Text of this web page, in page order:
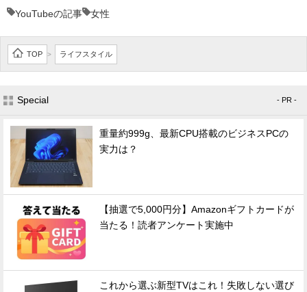
YouTubeの記事 女性
TOP > ライフスタイル
Special - PR -
重量約999g、最新CPU搭載のビジネスPCの
実力は？
【抽選で5,000円分】Amazonギフトカードが
当たる！読者アンケート実施中
これから選ぶ新型TVはこれ！失敗しない選び